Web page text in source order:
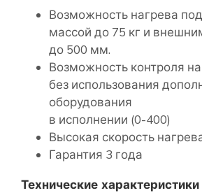
Возможность нагрева
массой до 75 кг и
до 500 мм.
Возможность контроля
без использования
оборудования
в исполнении (0-400)
Высокая скорость
Гарантия 3 года
Технические характеристики